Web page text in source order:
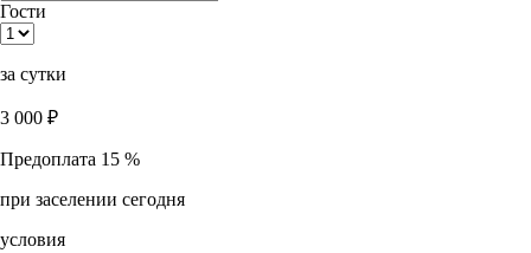
Гости
за сутки
3 000 ₽
Предоплата 15 %
при заселении сегодня
условия